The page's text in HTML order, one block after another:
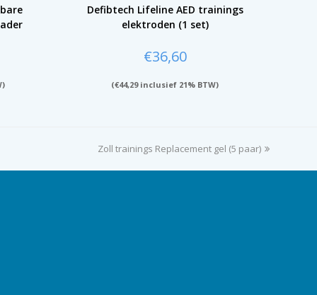
Defibtech Lifeline AED trainings
elektroden (1 set)
€36,60
(€44,29inclusief 21% BTW)
next
Zoll trainings Replacement gel (5 paar)